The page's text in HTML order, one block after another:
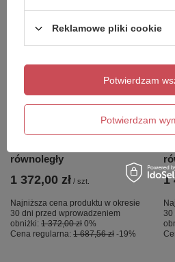
OKAZJA
NZ4 Parawan nawannowy
NESTA GUNMETAL
BRUSHED stały U 50x140
szkło czyste 8mm Active
równoległy
1 372,00 zł / szt.
Najniższa cena produktu w okresie
30 dni przed wprowadzeniem
obniżki: 1 372,00 zł 0%
Cena regularna: 1 687,56 zł -19%
1
30
Reklamowe pliki cookie
Potwierdzam
Potwierdzam